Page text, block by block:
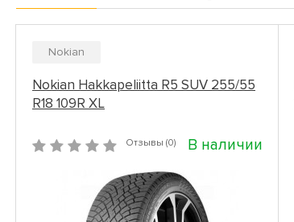
Nokian
Nokian Hakkapeliitta R5 SUV 255/55
R18 109R XL
Отзывы (0) В наличии